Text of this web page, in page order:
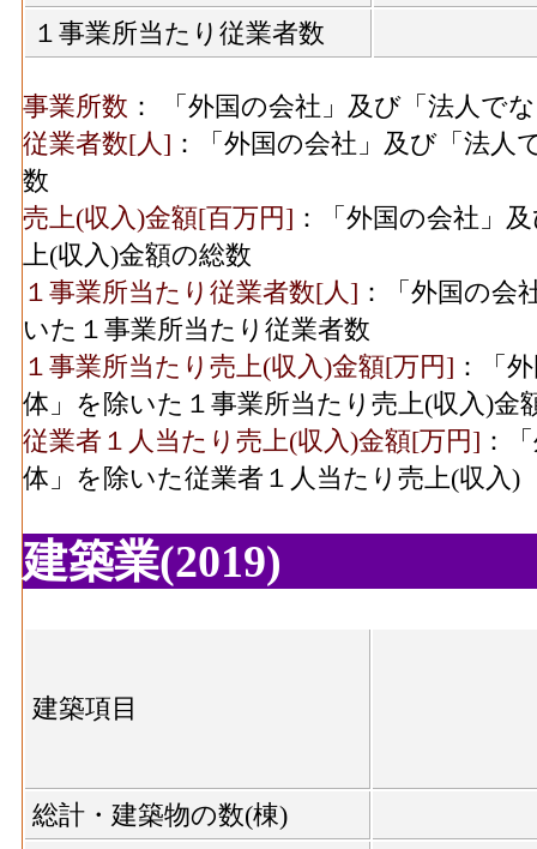
１事業所当たり従業者数
事業所数 ： 「外国の会社」及び「法人で
従業者数[人] ：「外国の会社」及び「法
数
売上(収入)金額[百万円] ：「外国の会社」
上(収入)金額の総数
１事業所当たり従業者数[人] ：「外国の会
いた１事業所当たり従業者数
１事業所当たり売上(収入)金額[万円] ：「
体」を除いた１事業所当たり売上(収入)金
従業者１人当たり売上(収入)金額[万円] ：
体」を除いた従業者１人当たり売上(収入)
建築業(2019)
建築項目
総計・建築物の数(棟)